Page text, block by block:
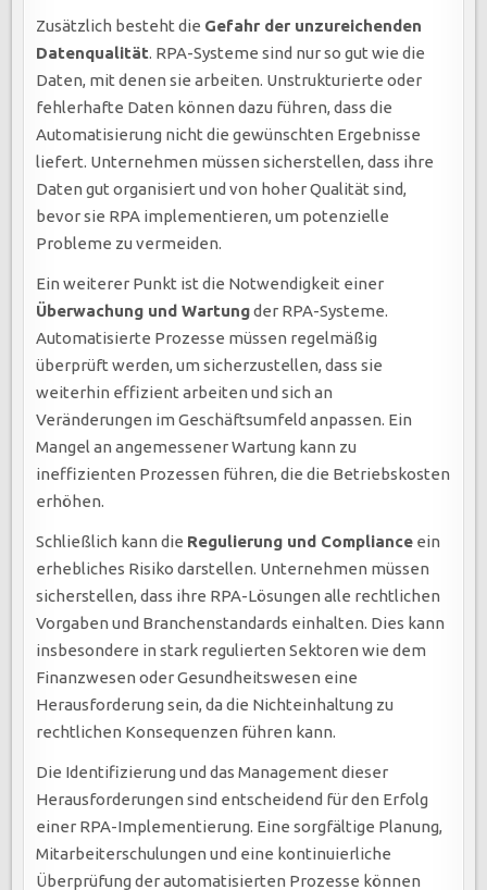
Zusätzlich besteht die Gefahr der unzureichenden
Datenqualität. RPA-Systeme sind nur so gut wie die
Daten, mit denen sie arbeiten. Unstrukturierte oder
fehlerhafte Daten können dazu führen, dass die
Automatisierung nicht die gewünschten Ergebnisse
liefert. Unternehmen müssen sicherstellen, dass ihre
Daten gut organisiert und von hoher Qualität sind,
bevor sie RPA implementieren, um potenzielle
Probleme zu vermeiden.
Ein weiterer Punkt ist die Notwendigkeit einer
Überwachung und Wartungder RPA-Systeme.
Automatisierte Prozesse müssen regelmäßig
überprüft werden, um sicherzustellen, dass sie
weiterhin effizient arbeiten und sich an
Veränderungen im Geschäftsumfeld anpassen. Ein
Mangel an angemessener Wartung kann zu
ineffizienten Prozessen führen, die die Betriebskosten
erhöhen.
Schließlich kann die Regulierung und Compliance ein
erhebliches Risiko darstellen. Unternehmen müssen
sicherstellen, dass ihre RPA-Lösungen alle rechtlichen
Vorgaben und Branchenstandards einhalten. Dies kann
insbesondere in stark regulierten Sektoren wie dem
Finanzwesen oder Gesundheitswesen eine
Herausforderung sein, da die Nichteinhaltung zu
rechtlichen Konsequenzen führen kann.
Die Identifizierung und das Management dieser
Herausforderungen sind entscheidend für den Erfolg
einer RPA-Implementierung. Eine sorgfältige Planung,
Mitarbeiterschulungen und eine kontinuierliche
Überprüfung der automatisierten Prozesse können